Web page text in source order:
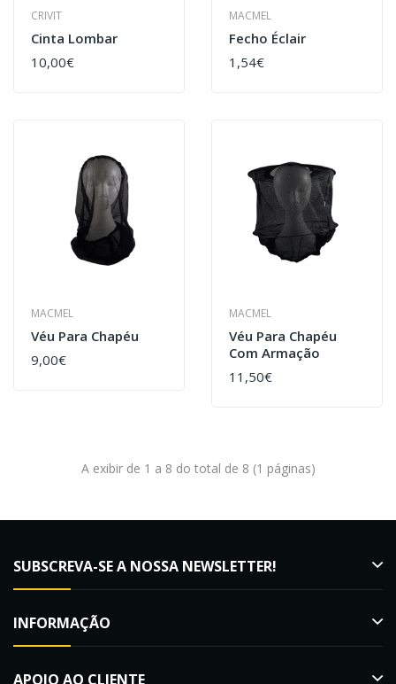
CRIVIT
Cinta Lombar
10,00€
MACMEL
Fecho Éclair
1,54€
MACMEL
Véu Para Chapéu
9,00€
MACMEL
Véu Para Chapéu
Com Armação
11,50€
A exibir de 1 a 8 do total de 8 (1 páginas)
SUBSCREVA-SE A NOSSA NEWSLETTER!
INFORMAÇÃO
APOIO AO CLIENTE